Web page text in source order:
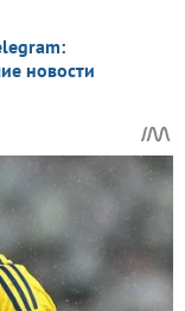
новости